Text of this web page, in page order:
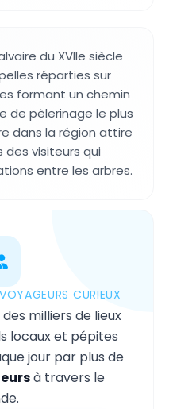
du XVIIe siècle
réparties sur
formant un chemin
de pèlerinage le plus
dans la région attire
des visiteurs qui
entre les arbres.
CURIEUX
milliers de lieux
locaux et pépites
jour par plus de
à travers le